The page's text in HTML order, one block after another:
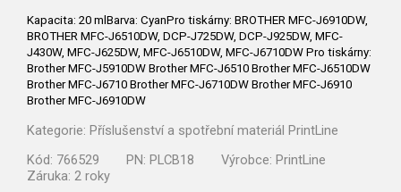
Kapacita: 20 mlBarva: CyanPro tiskárny: BROTHER MFC-J6910DW,
BROTHER MFC-J6510DW, DCP-J725DW, DCP-J925DW, MFC-
J430W, MFC-J625DW, MFC-J6510DW, MFC-J6710DW Pro tiskárny:
Brother MFC-J5910DW Brother MFC-J6510 Brother MFC-J6510DW
Brother MFC-J6710 Brother MFC-J6710DW Brother MFC-J6910
Brother MFC-J6910DW
Kategorie: Příslušenství a spotřební materiál PrintLine
Kód: 766529 PN: PLCB18 Výrobce: PrintLine
Záruka: 2 roky